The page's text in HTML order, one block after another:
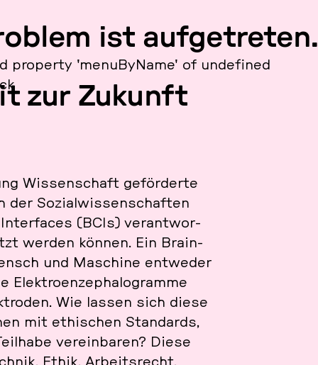
ist aufgetreten.
property 'menuByName' of undefined
zur Zukunft
Wis­sen­schaft ge­för­der­te
der So­zi­al­wis­sen­schaf­ten
(BCIs) ver­ant­wor­
werden können. Ein Brain-
und Ma­schi­ne ent­we­der
Elek­tro­en­ze­pha­logram­me
Wie lassen sich diese
mit ethi­schen Stan­dards,
ver­ein­ba­ren? Diese
Ethik, Ar­beits­recht,